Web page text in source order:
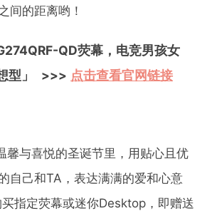
间的距离哟！
QD荧幕，电竞男孩女
型」 >>> 点击查看官网链接
馨与喜悦的圣诞节里，用贴心且优
自己和TA，表达满满的爱和心意
指定荧幕或迷你Desktop，即赠送